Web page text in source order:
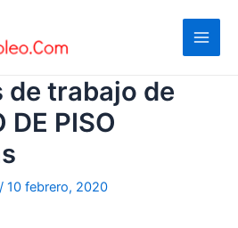
trabajo de
DE PISO
/ 10 febrero, 2020